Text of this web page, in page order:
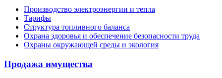
Производство электроэнергии и тепла
Тарифы
Структура топливного баланса
Охрана здоровья и обеспечение безопасности труда
Охраны окружающей среды и экология
Продажа имущества